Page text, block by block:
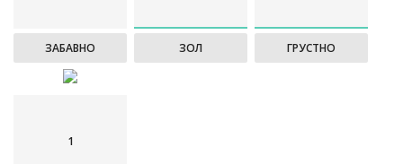
ЗАБАВНО ЗОЛ ГРУСТНО
1